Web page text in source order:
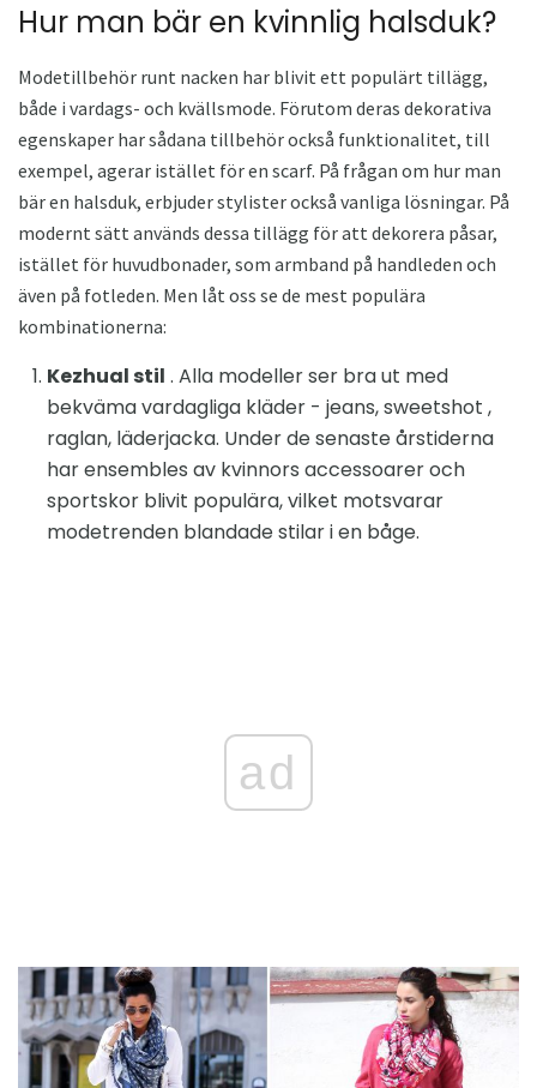
Hur man bär en kvinnlig halsduk?
Modetillbehör runt nacken har blivit ett populärt tillägg,
både i vardags- och kvällsmode. Förutom deras dekorativa
egenskaper har sådana tillbehör också funktionalitet, till
exempel, agerar istället för en scarf. På frågan om hur man
bär en halsduk, erbjuder stylister också vanliga lösningar. På
modernt sätt används dessa tillägg för att dekorera påsar,
istället för huvudbonader, som armband på handleden och
även på fotleden. Men låt oss se de mest populära
kombinationerna:
Kezhual stil . Alla modeller ser bra ut med
bekväma vardagliga kläder - jeans, sweetshot ,
raglan, läderjacka. Under de senaste årstiderna
har ensembles av kvinnors accessoarer och
sportskor blivit populära, vilket motsvarar
modetrenden blandade stilar i en båge.
ad